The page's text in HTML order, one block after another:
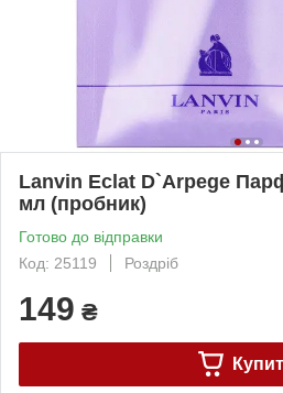
Lanvin Eclat D`Arpege
мл (пробник)
Готово до відправки
Код: 25119
Роздріб
149 ₴